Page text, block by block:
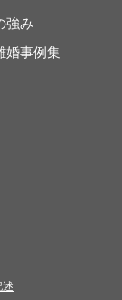
強み
婚事例集